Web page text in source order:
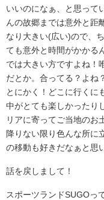
いいのになぁ、と思って
んの故郷までは意外と距
なり大きい(広い)ので、
ても意外と時間がかかる
では大きい方ですよね！
だとか。合ってる？よね
とにかく！どこに行くに
中がとても楽しかったり
リアに寄ってご当地のお
降りない限り色んな所に
の移動も好きだなぁと思
話を戻しまして！
スポーツランドSUGOっ